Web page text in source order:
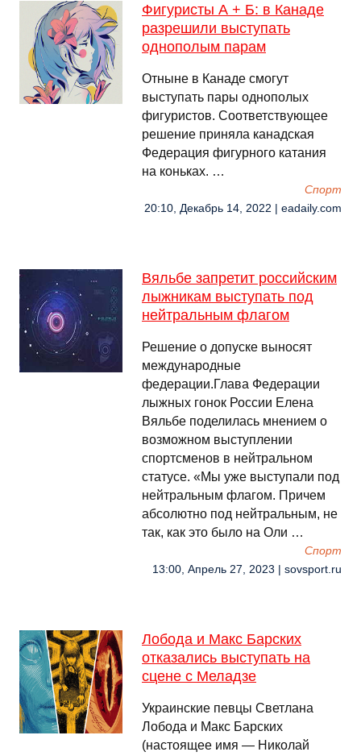
Фигуристы А + Б: в Канаде
разрешили выступать
однополым парам
Отныне в Канаде смогут
выступать пары однополых
фигуристов. Соответствующее
решение приняла канадская
Федерация фигурного катания
на коньках. …
Спорт
20:10, Декабрь 14, 2022 | eadaily.com
Вяльбе запретит российским
лыжникам выступать под
нейтральным флагом
Решение о допуске выносят
международные
федерации.Глава Федерации
лыжных гонок России Елена
Вяльбе поделилась мнением о
возможном выступлении
спортсменов в нейтральном
статусе. «Мы уже выступали под
нейтральным флагом. Причем
абсолютно под нейтральным, не
так, как это было на Оли …
Спорт
13:00, Апрель 27, 2023 | sovsport.ru
Лобода и Макс Барских
отказались выступать на
сцене с Меладзе
Украинские певцы Светлана
Лобода и Макс Барских
(настоящее имя — Николай